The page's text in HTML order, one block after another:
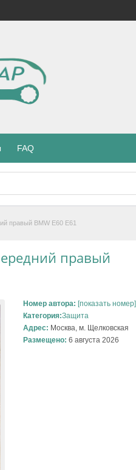
FAQ
правый BMW E60 E61
правый
Номер автора: [показать номер]
Категория:Защита
Адрес: Москва, м. Щелковская
Размещено: 6 августа 2026